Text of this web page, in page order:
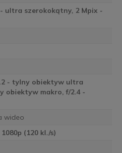
ultra szerokokątny, 2 Mpix -
- tylny obiektyw ultra
obiektyw makro, f/2.4 -
wideo
(120 kl./s)